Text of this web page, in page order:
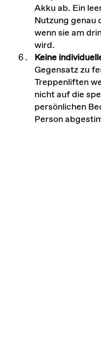
Akku ab. Ein
Nutzung genau
wenn sie am
wird.
Keine
Gegensatz zu
Treppenliften
nicht auf die
persönlichen
Person